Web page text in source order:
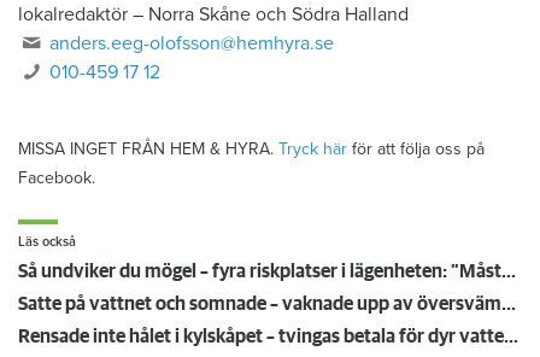
lokalredaktör – Norra Skåne och Södra Halland
anders.eeg-olofsson@hemhyra.se
010-459 17 12
MISSA INGET FRÅN HEM & HYRA. Tryck här för att följa oss på
Facebook.
Läs också
Så undviker du mögel – fyra riskplatser i lägenheten: ”Måste städa bort”
Satte på vattnet och somnade – vaknade upp av översvämning hos grannen
Rensade inte hålet i kylskåpet – tvingas betala för dyr vattenskada